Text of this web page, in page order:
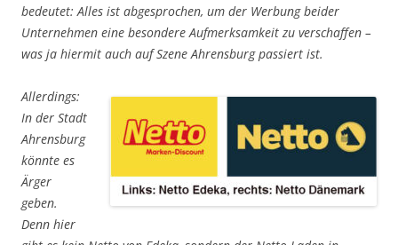
bedeutet: Alles ist abgesprochen, um der Werbung beider
Unternehmen eine besondere Aufmerksamkeit zu verschaffen –
was ja hiermit auch auf Szene Ahrensburg passiert ist.
Allerdings:
In der Stadt
Ahrensburg
könnte es
Ärger
geben.
Denn hier